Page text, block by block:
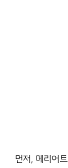
먼저, 메리어